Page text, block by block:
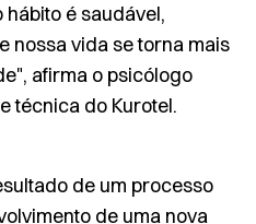
hábito é saudável,
nossa vida se torna mais
afirma o psicólogo
técnica do Kurotel.
de um processo
de uma nova